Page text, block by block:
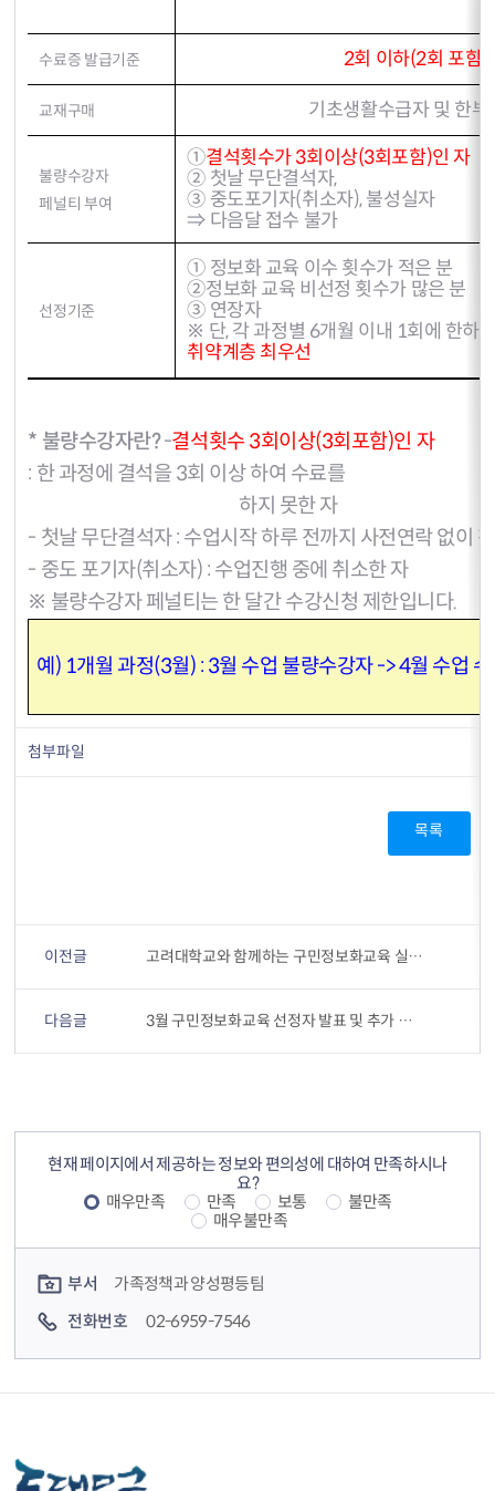
수료증 발급기준 2회 이하(2회 포함)
교재구매 기초생활수급자 및 한부
불량수강자
페널티 부여
①결석횟수가 3회이상(3회포함)인 자
② 첫날 무단결석자,
③ 중도포기자(취소자), 불성실자
⇒ 다음달 접수 불가
선정기준
① 정보화 교육 이수 횟수가 적은 분
②정보화 교육 비선정 횟수가 많은 분
③ 연장자
※ 단, 각 과정별 6개월 이내 1회에 한하
취약계층 최우선
* 불량수강자란?-결석횟수 3회이상(3회포함)인 자
: 한 과정에 결석을 3회 이상 하여 수료를
하지 못한 자
- 첫날 무단결석자 : 수업시작 하루 전까지 사전연락 없이
- 중도 포기자(취소자) : 수업진행 중에 취소한 자
※ 불량수강자 페널티는 한 달간 수강신청 제한입니다.
예) 1개월 과정(3월) : 3월 수업 불량수강자 -> 4월 수업
첨부파일
목록
이전글 고려대학교와 함께하는 구민정보화교육 실시(안내)
다음글 3월 구민정보화교육 선정자 발표 및 추가 접수 안내
현재 페이지에서 제공하는 정보와 편의성에 대하여 만족하시나
요?
매우만족
만족 보통
불만족
매우불만족
부서
가족정책과 양성평등팀
전화번호
02-6959-7546